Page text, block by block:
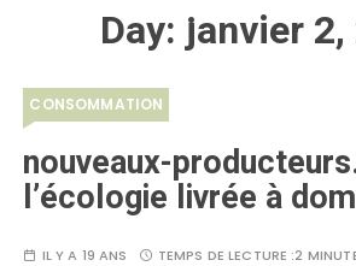
Day:janvier 2,
CONSOMMATION
nouveaux-
l’écologie livrée à
IL Y A 19 ANS TEMPS DE LECTURE :2